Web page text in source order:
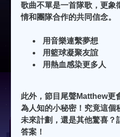
歌曲不單是一首隊歌，更象
情和團隊合作的共同信念。
用音樂連繫夢想
用籃球凝聚友誼
用熱血感染更多人
此外，節目尾聲Matthew更
為人知的小秘密！究竟這個
未來計劃，還是其他驚喜？
答案！